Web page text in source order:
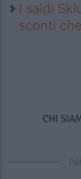
I saldi
sconti
CHI